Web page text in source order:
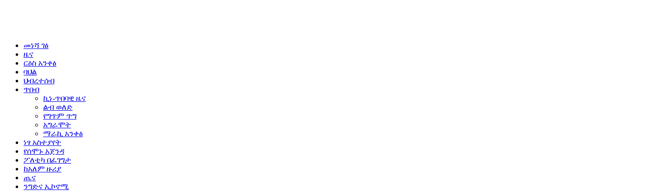
መነሻ ገፅ
ዜና
ርዕስ አንቀፅ
ባህል
ህብረተሰብ
ጥበብ
ኪነ-ጥበባዊ ዜና
ልብ ወለድ
የግጥም ጥግ
አግራሞት
ማራኪ አንቀፅ
ነፃ አስተያየት
የሰሞኑ አጀንዳ
ፖለቲካ በፈገግታ
ከአለም ዙሪያ
ጤና
ንግድና ኢኮኖሚ